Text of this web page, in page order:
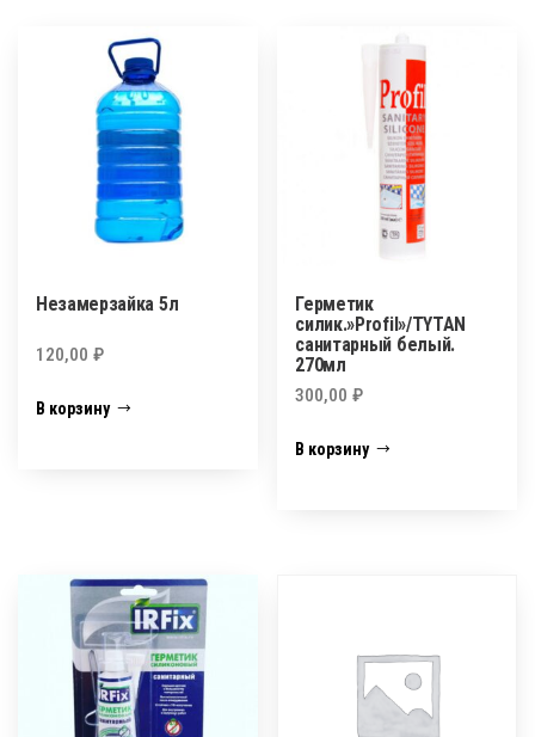
Незамерзайка 5л
120,00 ₽
В корзину
Герметик
силик.»Profil»/TYTAN
санитарный белый.
270мл
300,00₽
В корзину